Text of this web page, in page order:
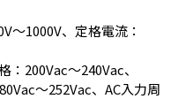
～1000V、定格電流：
：200Vac～240Vac、
～252Vac、AC入力周